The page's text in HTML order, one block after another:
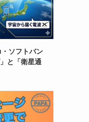
ソフトバン
と「衛星通